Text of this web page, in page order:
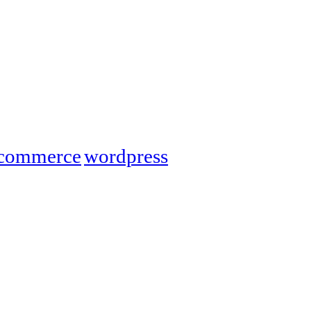
wordpress